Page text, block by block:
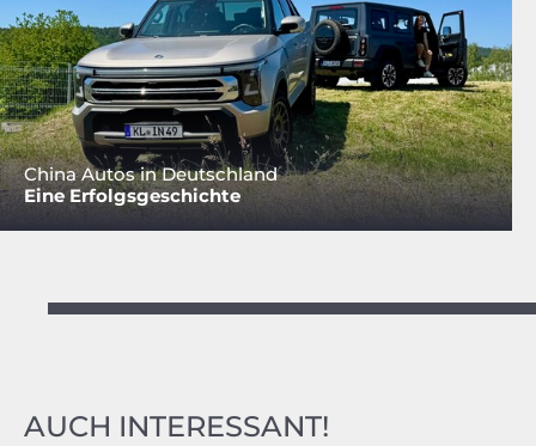
China Autos in Deutschland
Eine Erfolgsgeschichte
AUCH INTERESSANT!